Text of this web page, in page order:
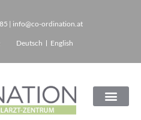
| info@co-ordination.at
Deutsch English